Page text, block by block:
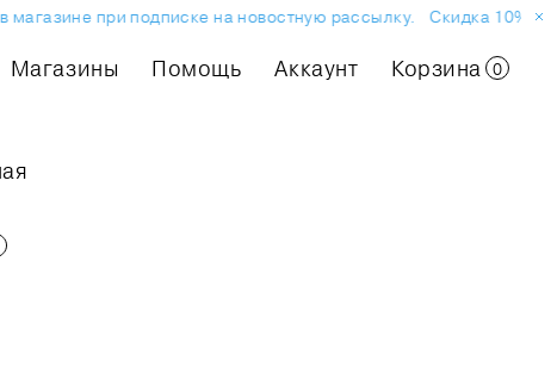
при подписке на новостную рассылку. Скидка 10% на
Магазины Помощь Аккаунт Корзина 0